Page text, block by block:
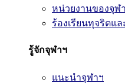
หน่วยงานของจุฬ
ร้องเรียนทุจริตแ
รู้จักจุฬาฯ
แนะนำจุฬาฯ